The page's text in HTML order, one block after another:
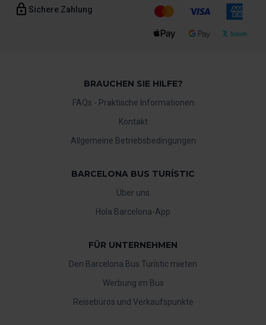
Sichere Zahlung
BRAUCHEN SIE HILFE?
FAQs - Praktische Informationen
Kontakt
Allgemeine Betriebsbedingungen
BARCELONA BUS TURÍSTIC
Über uns
Hola Barcelona-App
FÜR UNTERNEHMEN
Den Barcelona Bus Turístic mieten
Werbung im Bus
Reisebüros und Verkaufspunkte